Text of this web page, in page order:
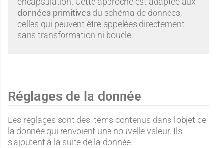
données primitives du schéma de données,
celles qui peuvent être appelées directement
sans transformation ni boucle.
Réglages de la donnée
Les réglages sont des items contenus dans l'objet de
la donnée qui renvoient une nouvelle valeur. Ils
s'ajoutent à la suite de la donnée.